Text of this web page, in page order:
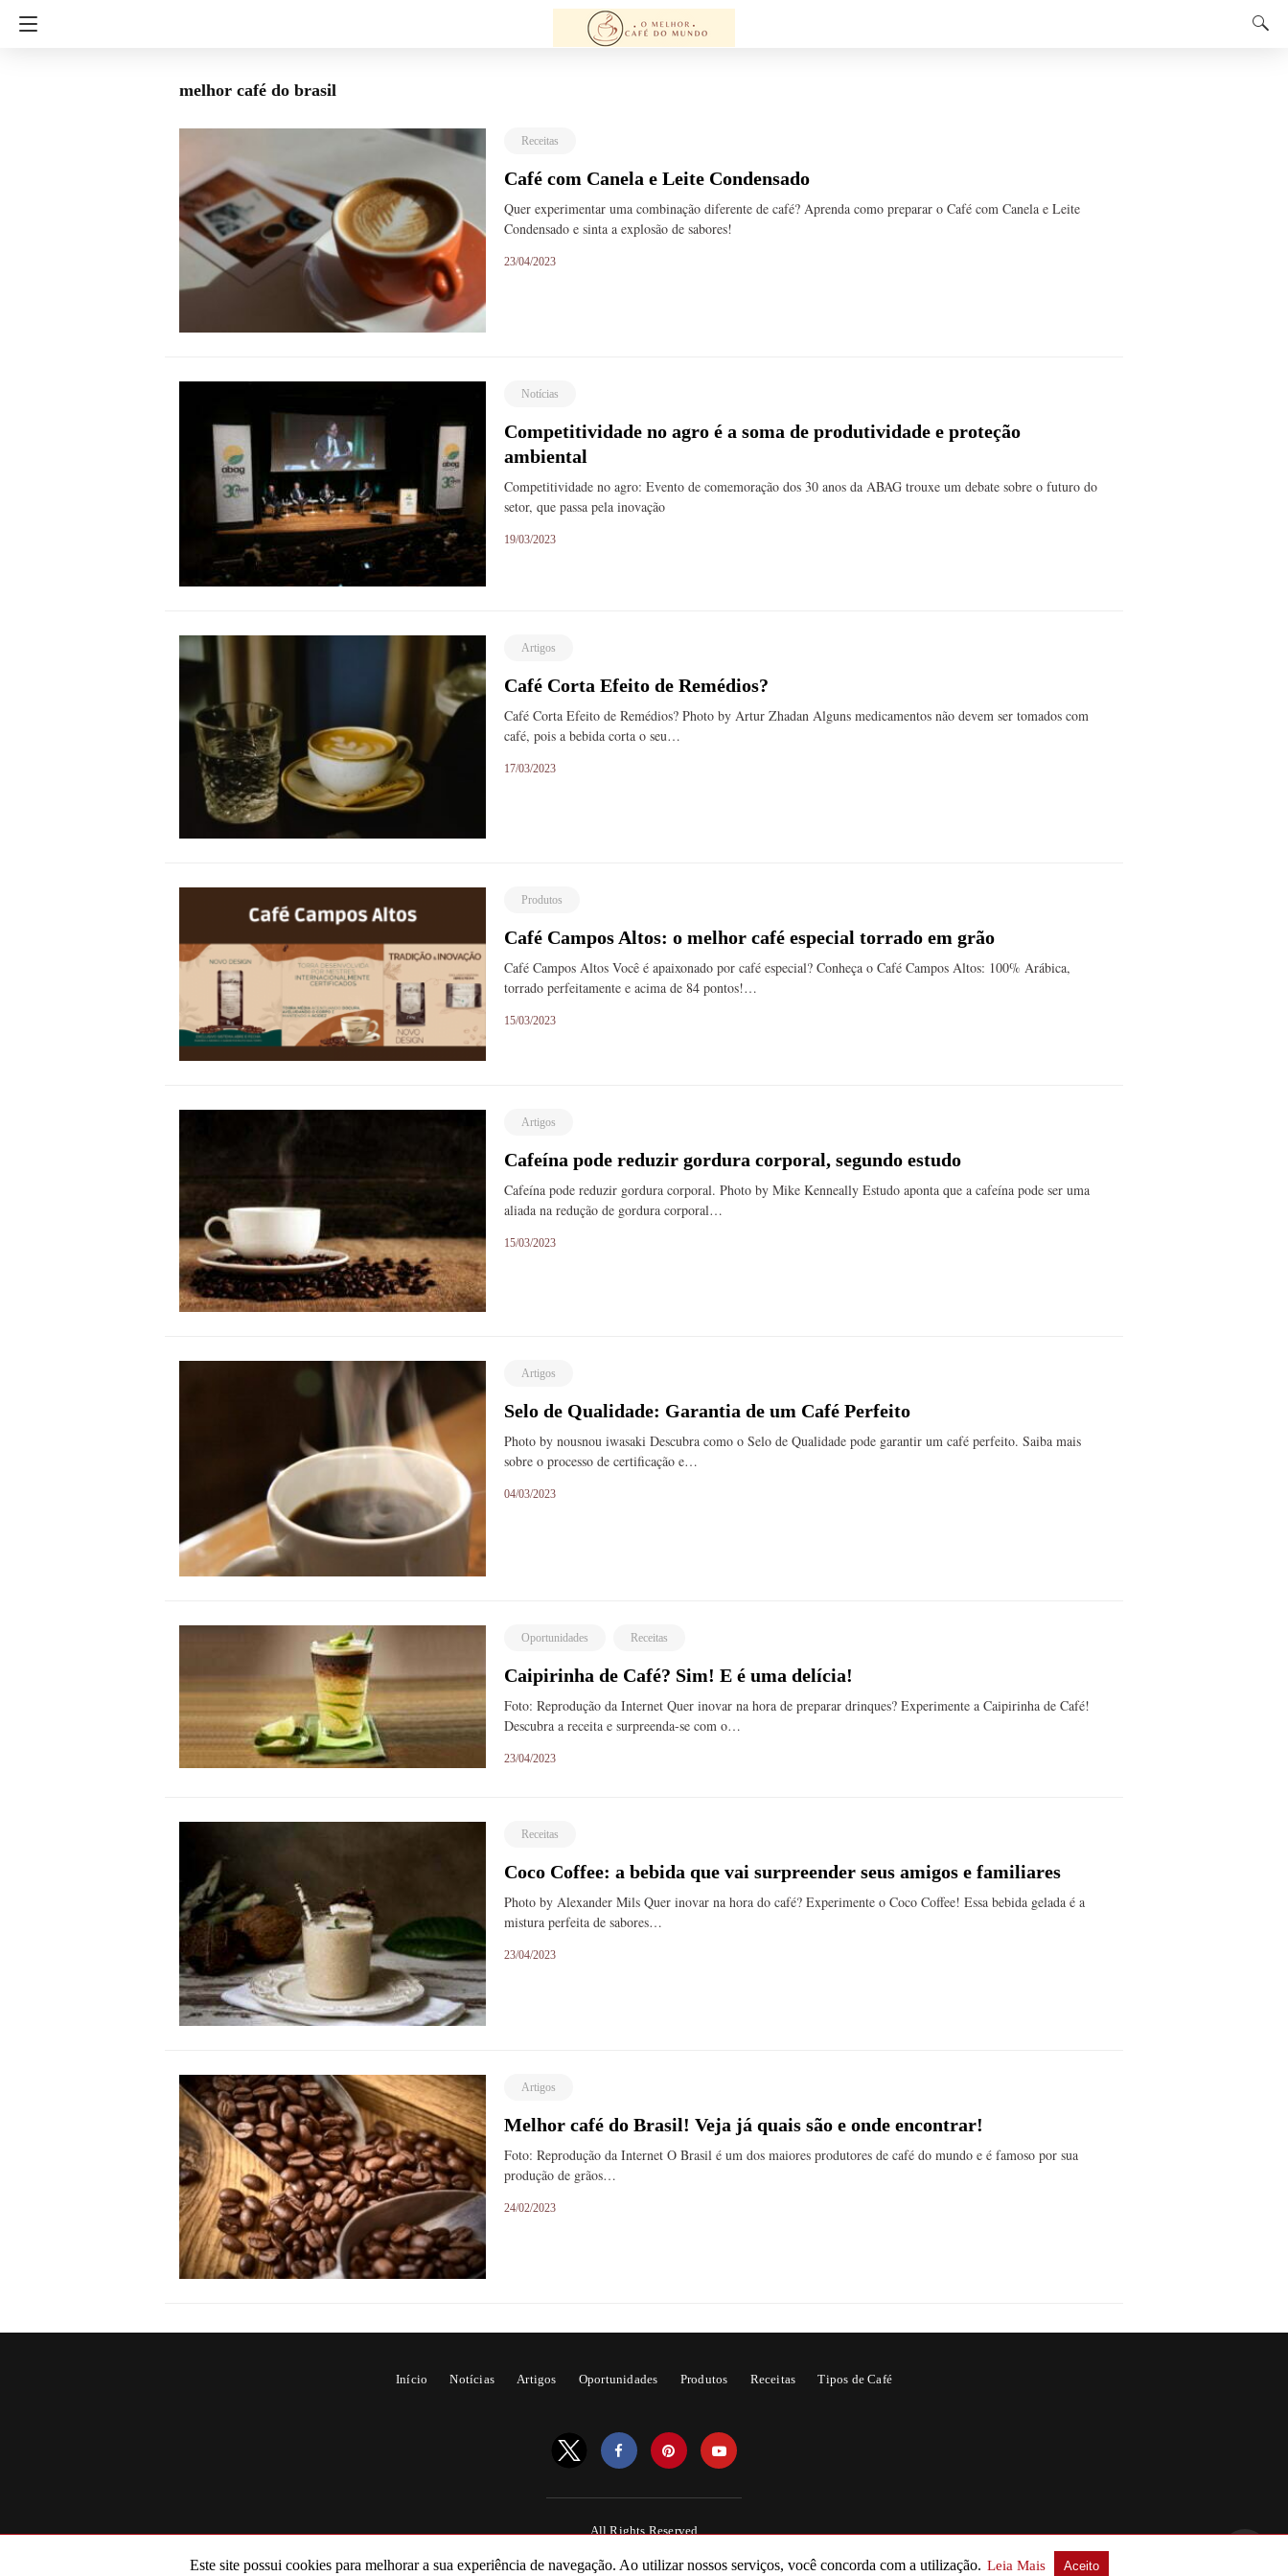
melhor café do brasil
Receitas
Café com Canela e Leite Condensado
Quer experimentar uma combinação diferente de café? Aprenda como preparar o Café com Canela e Leite
Condensado e sinta a explosão de sabores!
23/04/2023
Notícias
Competitividade no agro é a soma de produtividade e proteção
ambiental
Competitividade no agro: Evento de comemoração dos 30 anos da ABAG trouxe um debate sobre o futuro do
setor, que passa pela inovação
19/03/2023
Artigos
Café Corta Efeito de Remédios?
Café Corta Efeito de Remédios? Photo by Artur Zhadan Alguns medicamentos não devem ser tomados com
café, pois a bebida corta o seu…
17/03/2023
Produtos
Café Campos Altos: o melhor café especial torrado em grão
Café Campos Altos Você é apaixonado por café especial? Conheça o Café Campos Altos: 100% Arábica,
torrado perfeitamente e acima de 84 pontos!…
15/03/2023
Artigos
Cafeína pode reduzir gordura corporal, segundo estudo
Cafeína pode reduzir gordura corporal. Photo by Mike Kenneally Estudo aponta que a cafeína pode ser uma
aliada na redução de gordura corporal…
15/03/2023
Artigos
Selo de Qualidade: Garantia de um Café Perfeito
Photo by nousnou iwasaki Descubra como o Selo de Qualidade pode garantir um café perfeito. Saiba mais
sobre o processo de certificação e…
04/03/2023
Oportunidades Receitas
Caipirinha de Café? Sim! E é uma delícia!
Foto: Reprodução da Internet Quer inovar na hora de preparar drinques? Experimente a Caipirinha de Café!
Descubra a receita e surpreenda-se com o…
23/04/2023
Receitas
Coco Coffee: a bebida que vai surpreender seus amigos e familiares
Photo by Alexander Mils Quer inovar na hora do café? Experimente o Coco Coffee! Essa bebida gelada é a
mistura perfeita de sabores…
23/04/2023
Artigos
Melhor café do Brasil! Veja já quais são e onde encontrar!
Foto: Reprodução da Internet O Brasil é um dos maiores produtores de café do mundo e é famoso por sua
produção de grãos…
24/02/2023
Início Notícias Artigos Oportunidades Produtos Receitas Tipos de Café
All Rights Reserved
Este site possui cookies para melhorar a sua experiência de navegação. Ao utilizar nossos serviços, você concorda com a utilização. Leia Mais Aceito